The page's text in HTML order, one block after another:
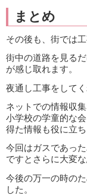
まとめ
その後も、街では
街中の道路を見る
が感じ取れます。
夜通し工事をして
ネットでの情報収
小学校の学童的な
得た情報も役に立ち
今回はガスであっ
ですとさらに大変
今後の万一の時の
した。